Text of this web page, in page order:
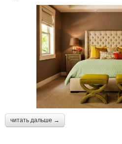
читать дальше →